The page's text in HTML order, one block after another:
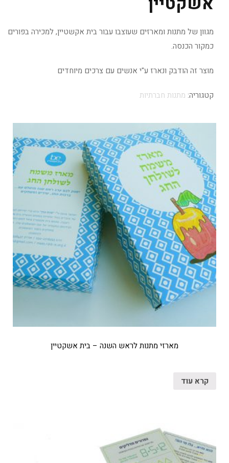
מגוון של מתנות ומארזים שעוצבו עבור בית אקשטיין, למכירה בפורים
כמקור הכנסה.
מוצר זה הודבק ונארז ע"י אנשים עם צרכים מיוחדים
קטגוריה: מתנות חברתיות
מארזי מתנות לראש השנה – בית אשקטיין
קרא עוד